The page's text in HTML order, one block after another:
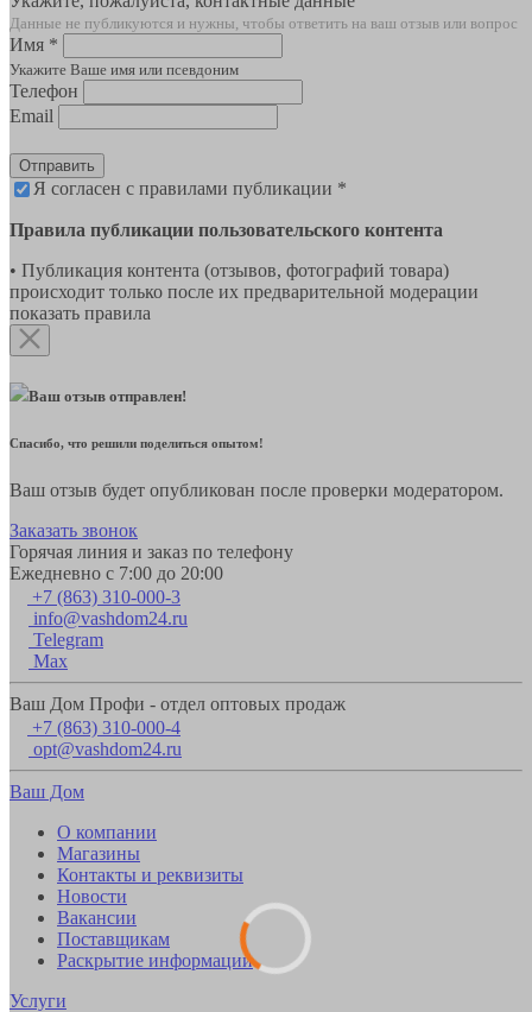
Данные не публикуются и нужны, чтобы ответить на ваш отзыв или вопрос
Имя *
Укажите Ваше имя или псевдоним
Телефон
Email
Отправить
Я согласен с правилами публикации *
Правила публикации пользовательского контента
• Публикация контента (отзывов, фотографий товара)
происходит только после их предварительной модерации
показать правила
Ваш отзыв отправлен!
Спасибо, что решили поделиться опытом!
Ваш отзыв будет опубликован после проверки модератором.
Заказать звонок
Горячая линия и заказ по телефону
Ежедневно с 7:00 до 20:00
+7 (863) 310-000-3
info@vashdom24.ru
Telegram
Max
Ваш Дом Профи - отдел оптовых продаж
+7 (863) 310-000-4
opt@vashdom24.ru
Ваш Дом
О компании
Магазины
Контакты и реквизиты
Новости
Вакансии
Поставщикам
Раскрытие информации
Услуги